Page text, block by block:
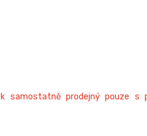
samostatně prodejný pouze s